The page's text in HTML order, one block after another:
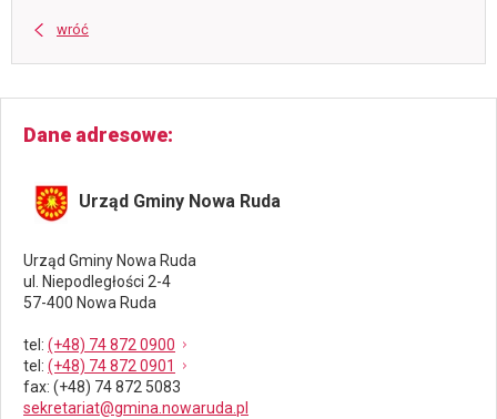
wróć
Dane adresowe
Urząd Gminy Nowa Ruda
Urząd Gminy Nowa Ruda
ul. Niepodległości 2-4
57-400 Nowa Ruda
tel : (+48) 74 872 0900
tel : (+48) 74 872 0901
fax: (+48) 74 872 5083
sekretariat@gmina.nowaruda.pl